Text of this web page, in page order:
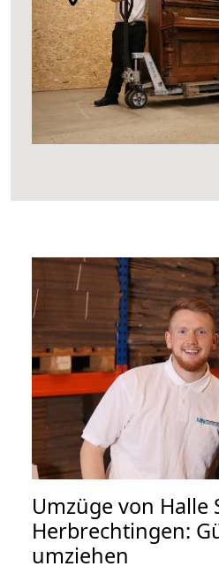
Umzüge von Halle
Herbrechtingen:
umziehen